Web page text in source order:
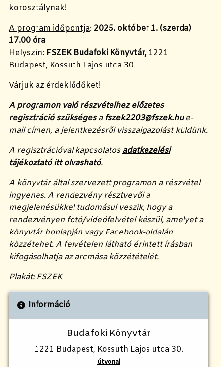
korosztálynak!
A program időpontja: 2025. október 1. (szerda)
17.00 óra
Helyszín: FSZEK Budafoki Könyvtár, 1221
Budapest, Kossuth Lajos utca 30.
Várjuk az érdeklődőket!
A programon való részvételhez előzetes
regisztráció szükségesafszek2203@fszek.hue-
mail címen, a jelentkezésről visszaigazolást küldünk.
A regisztrációval kapcsolatosadatkezelési
tájékoztató itt olvasható.
A könyvtár által szervezett programon a részvétel
ingyenes. A rendezvény résztvevői a
megjelenésükkel tudomásul veszik, hogy a
rendezvényen fotó/videófelvétel készül, amelyet a
könyvtár honlapján vagy Facebook-oldalán
közzétehet. A felvételen látható érintett írásban
kifogásolhatja az arcmása közzétételét.
Plakát: FSZEK
Információ
Budafoki Könyvtár
1221 Budapest, Kossuth Lajos utca 30.
útvonal